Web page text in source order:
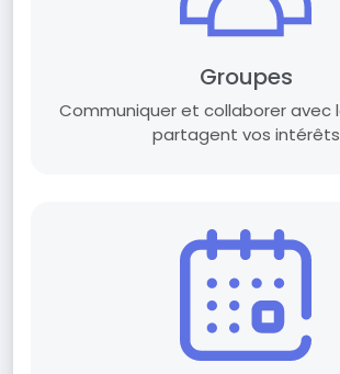
Groupes
Communiquer et collaborer avec
partagent vos intérêts